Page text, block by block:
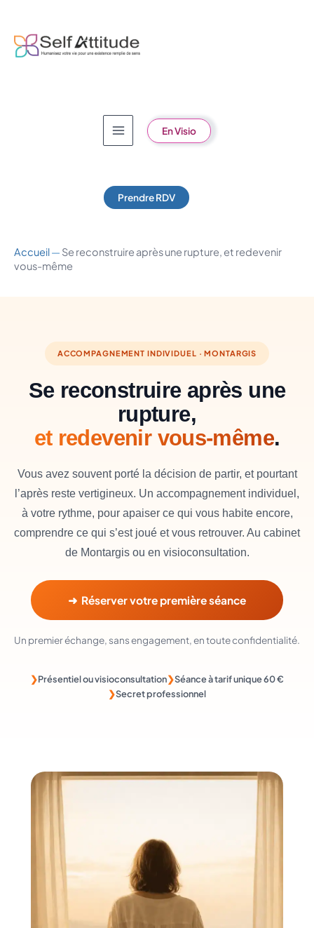
contenu
En Visio
Prendre RDV
Accueil— Se reconstruire après une rupture, et redevenir
vous-même
ACCOMPAGNEMENT INDIVIDUEL · MONTARGIS
Se reconstruire après une
rupture,
et redevenir vous-même.
Vous avez souvent porté la décision de partir, et pourtant
l’après reste vertigineux. Un accompagnement individuel,
à votre rythme, pour apaiser ce qui vous habite encore,
comprendre ce qui s’est joué et vous retrouver. Au cabinet
de Montargis ou en visioconsultation.
➜ Réserver votre première séance
Un premier échange, sans engagement, en toute confidentialité.
Présentiel ou visioconsultation
Séance à tarif unique 60 €
Secret professionnel